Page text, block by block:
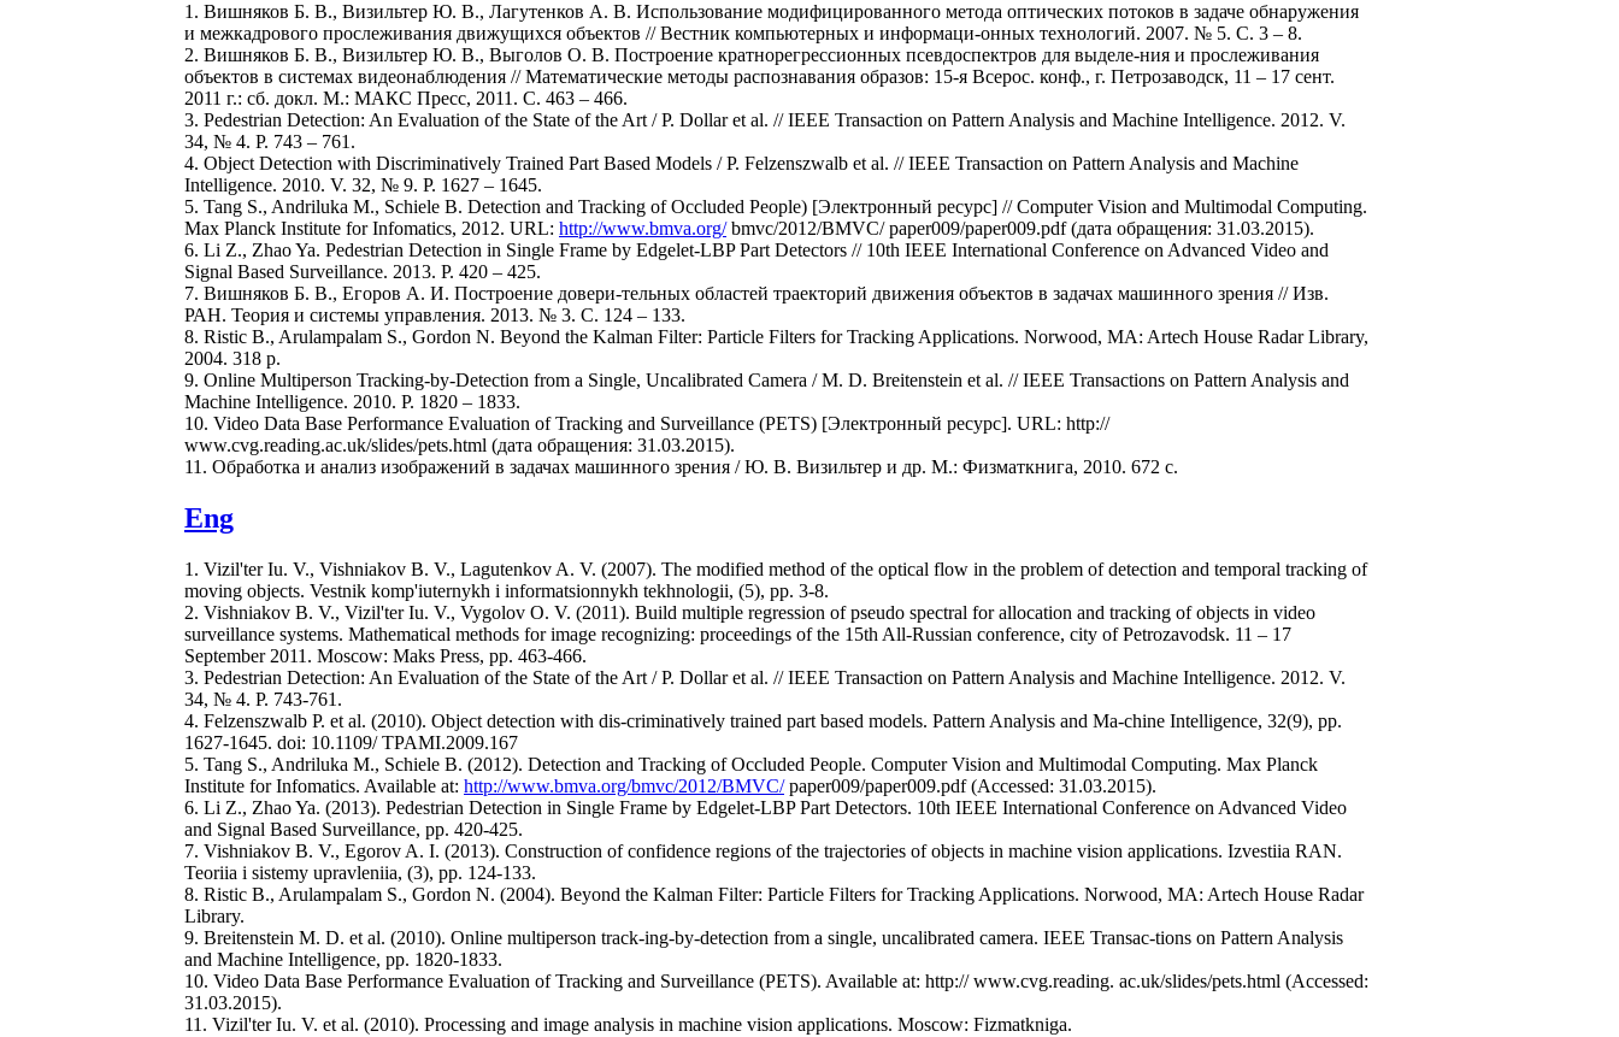
1. Вишняков Б. В., Визильтер Ю. В., Лагутенков А. В. Использование модифицированного метода оптических потоков в задаче обнаружения
и межкадрового прослеживания движущихся объектов // Вестник компьютерных и информаци-онных технологий. 2007. № 5. С. 3 – 8.
2. Вишняков Б. В., Визильтер Ю. В., Выголов О. В. Построение кратнорегрессионных псевдоспектров для выделе-ния и прослеживания
объектов в системах видеонаблюдения // Математические методы распознавания образов: 15-я Всерос. конф., г. Петрозаводск, 11 – 17 сент.
2011 г.: сб. докл. М.: МАКС Пресс, 2011. С. 463 – 466.
3. Pedestrian Detection: An Evaluation of the State of the Art / P. Dollar et al. // IEEE Transaction on Pattern Analysis and Machine Intelligence. 2012. V.
34, № 4. P. 743 – 761.
4. Object Detection with Discriminatively Trained Part Based Models / P. Felzenszwalb et al. // IEEE Transaction on Pattern Analysis and Machine
Intelligence. 2010. V. 32, № 9. Р. 1627 – 1645.
5. Tang S., Andriluka M., Schiele B. Detection and Tracking of Occluded People) [Электронный ресурс] // Computer Vision and Multimodal Computing.
Max Planck Institute for Infomatics, 2012. URL: http://www.bmva.org/bmvc/2012/BMVC/ paper009/paper009.pdf (дата обращения: 31.03.2015).
6. Li Z., Zhao Ya. Pedestrian Detection in Single Frame by Edgelet-LBP Part Detectors // 10th IEEE International Conference on Advanced Video and
Signal Based Surveillance. 2013. Р. 420 – 425.
7. Вишняков Б. В., Егоров А. И. Построение довери-тельных областей траекторий движения объектов в задачах машинного зрения // Изв.
РАН. Теория и системы управления. 2013. № 3. С. 124 – 133.
8. Ristic B., Arulampalam S., Gordon N. Beyond the Kalman Filter: Particle Filters for Tracking Applications. Norwood, MA: Artech House Radar Library,
2004. 318 р.
9. Online Multiperson Tracking-by-Detection from a Single, Uncalibrated Camera / M. D. Breitenstein et al. // IEEE Transactions on Pattern Analysis and
Machine Intelligence. 2010. Р. 1820 – 1833.
10. Video Data Base Performance Evaluation of Tracking and Surveillance (PETS) [Электронный ресурс]. URL: http://
www.cvg.reading.ac.uk/slides/pets.html (дата обращения: 31.03.2015).
11. Обработка и анализ изображений в задачах машинного зрения / Ю. В. Визильтер и др. М.: Физматкнига, 2010. 672 с.
Eng
1. Vizil'ter Iu. V., Vishniakov B. V., Lagutenkov A. V. (2007). The modified method of the optical flow in the problem of detection and temporal tracking of
moving objects. Vestnik komp'iuternykh i informatsionnykh tekhnologii, (5), pp. 3-8.
2. Vishniakov B. V., Vizil'ter Iu. V., Vygolov O. V. (2011). Build multiple regression of pseudo spectral for allocation and tracking of objects in video
surveillance systems. Mathematical methods for image recognizing: proceedings of the 15th All-Russian conference, city of Petrozavodsk. 11 – 17
September 2011. Moscow: Maks Press, pp. 463-466.
3. Pedestrian Detection: An Evaluation of the State of the Art / P. Dollar et al. // IEEE Transaction on Pattern Analysis and Machine Intelligence. 2012. V.
34, № 4. P. 743-761.
4. Felzenszwalb P. et al. (2010). Object detection with dis-criminatively trained part based models. Pattern Analysis and Ma-chine Intelligence, 32(9), pp.
1627-1645. doi: 10.1109/ TPAMI.2009.167
5. Tang S., Andriluka M., Schiele B. (2012). Detection and Tracking of Occluded People. Computer Vision and Multimodal Computing. Max Planck
Institute for Infomatics. Available at: http://www.bmva.org/bmvc/2012/BMVC/paper009/paper009.pdf (Accessed: 31.03.2015).
6. Li Z., Zhao Ya. (2013). Pedestrian Detection in Single Frame by Edgelet-LBP Part Detectors. 10th IEEE International Conference on Advanced Video
and Signal Based Surveillance, pp. 420-425.
7. Vishniakov B. V., Egorov A. I. (2013). Construction of confidence regions of the trajectories of objects in machine vision applications. Izvestiia RAN.
Teoriia i sistemy upravleniia, (3), pp. 124-133.
8. Ristic B., Arulampalam S., Gordon N. (2004). Beyond the Kalman Filter: Particle Filters for Tracking Applications. Norwood, MA: Artech House Radar
Library.
9. Breitenstein M. D. et al. (2010). Online multiperson track-ing-by-detection from a single, uncalibrated camera. IEEE Transac-tions on Pattern Analysis
and Machine Intelligence, pp. 1820-1833.
10. Video Data Base Performance Evaluation of Tracking and Surveillance (PETS). Available at: http:// www.cvg.reading. ac.uk/slides/pets.html (Accessed:
31.03.2015).
11. Vizil'ter Iu. V. et al. (2010). Processing and image analysis in machine vision applications. Moscow: Fizmatkniga.